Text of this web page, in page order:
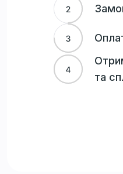
та